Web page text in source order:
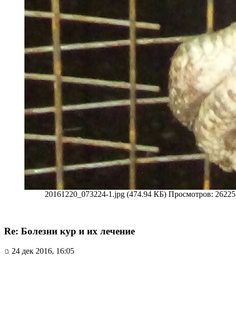
20161220_073224-1.jpg (474.94 КБ) Просмотров: 26225
Re: Болезни кур и их лечение
24 дек 2016, 16:05